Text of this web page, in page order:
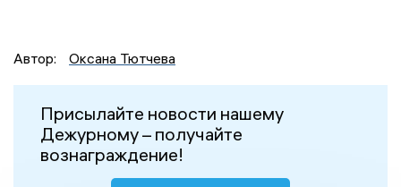
Автор: Оксана Тютчева
Присылайте новости нашему
Дежурному – получайте
вознаграждение!